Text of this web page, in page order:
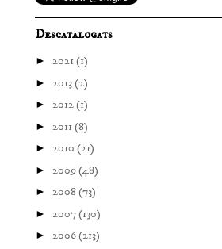
Descatalogats
► 2021(1)
► 2013(2)
► 2012(1)
► 2011(8)
► 2010 (21)
► 2009(48)
► 2008(73)
► 2007(130)
► 2006(213)